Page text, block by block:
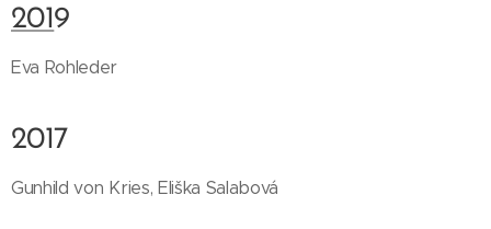
2019
Eva Rohleder
2017
Gunhild von Kries, Eliška Salabová